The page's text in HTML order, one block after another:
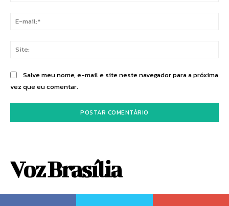
Salve meu nome, e-mail e site neste navegador para a próxima
vez que eu comentar.
Voz Brasília